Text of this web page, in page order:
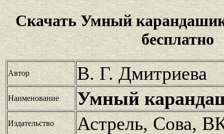
Скачать Умный
бесплатно
Автор В. Г. Дмитриева
Наименование Умный
Издательство Астрель, Сова,